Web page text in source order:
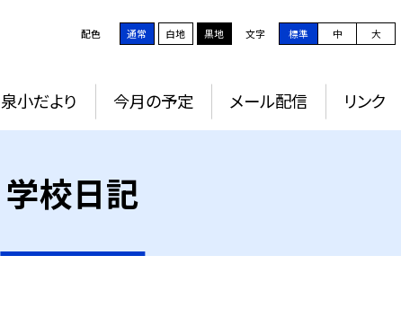
配色 通常 白地 黒地 文字 標準 中 大
泉小だより 今月の予定 メール配信 リンク
学校日記